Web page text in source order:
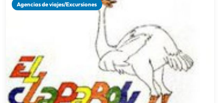
Agencias de viajes/Excursiones